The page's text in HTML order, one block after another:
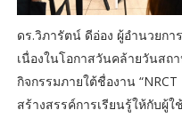
ดร.วิภารัตน์ ดีอ่อง ผู้อำนวยก
เนื่องในโอกาสวันคล้ายวันสถ
กิจกรรมภายใต้ชื่องาน
สร้างสรรค์การเรียนรู้ให้กับผู้